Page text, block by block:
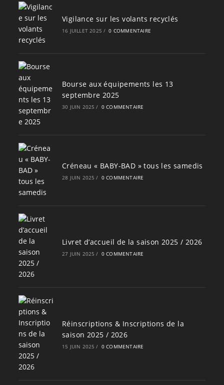
Vigilance sur les volants recyclés
16 JUILLET 2025 / 0 COMMENTAIRE
Bourse aux équipements les 13
septembre 2025
30 JUIN 2025 / 0 COMMENTAIRE
Créneau « BABY-BAD » tous les samedis
28 JUIN 2025 / 0 COMMENTAIRE
Livret d’accueil de la saison 2025 / 2026
27 JUIN 2025 / 0 COMMENTAIRE
Réinscriptions & Inscriptions de la
saison 2025 / 2026
15 JUIN 2025 / 0 COMMENTAIRE